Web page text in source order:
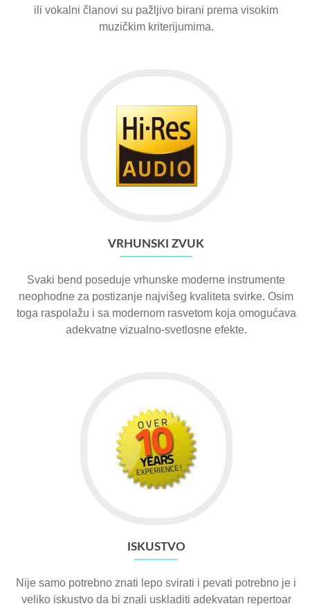
ili vokalni članovi su pažljivo birani prema visokim
muzičkim kriterijumima.
VRHUNSKI ZVUK
Svaki bend poseduje vrhunske moderne instrumente
neophodne za postizanje najvišeg kvaliteta svirke. Osim
toga raspolažu i sa modernom rasvetom koja omogućava
adekvatne vizualno-svetlosne efekte.
ISKUSTVO
Nije samo potrebno znati lepo svirati i pevati potrebno je i
veliko iskustvo da bi znali uskladiti adekvatan repertoar